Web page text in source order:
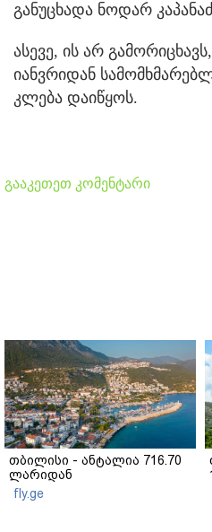
განუცხადა ნოდარ
ასევე, ის არ
იანვრიდან
კლება დაიწყოს.
გააკეთეთ კომენტარი
თბილისი - ანტალია 716.70
ლარიდან
fly.ge